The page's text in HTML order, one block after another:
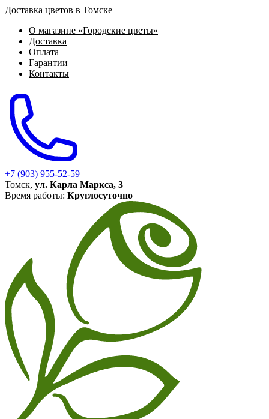
Доставка цветов в Томске
О магазине «Городские цветы»
Доставка
Оплата
Гарантии
Контакты
+7 (903) 955-52-59
Томск, ул. Карла Маркса, 3
Время работы: Круглосуточно